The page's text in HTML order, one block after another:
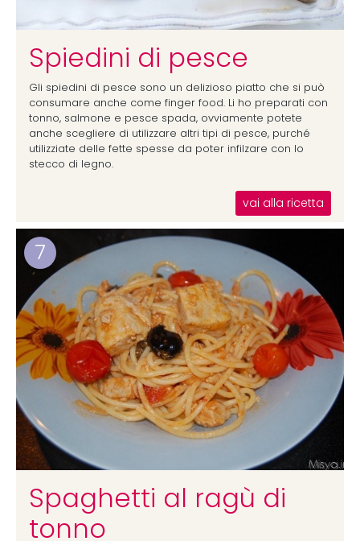
Spiedini di pesce
Gli spiedini di pesce sono un delizioso piatto che si può
consumare anche come finger food. Li ho preparati con
tonno, salmone e pesce spada, ovviamente potete
anche scegliere di utilizzare altri tipi di pesce, purché
utilizziate delle fette spesse da poter infilzare con lo
stecco di legno.
vai alla ricetta
7
Spaghetti al ragù di
tonno